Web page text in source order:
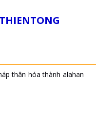
thân hóa thành alahan